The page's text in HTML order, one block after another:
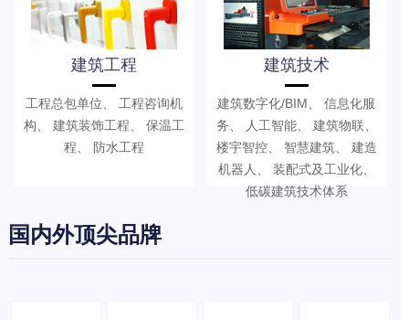
建筑工程
工程总包单位、 工程咨询机
构、 建筑装饰工程、 保温工
程、 防水工程
建筑技术
建筑数字化/BIM、 信息化服
务、 人工智能、 建筑物联、
楼宇智控、 智慧建筑、 建造
机器人、 装配式及工业化、
低碳建筑技术体系
国内外顶尖品牌